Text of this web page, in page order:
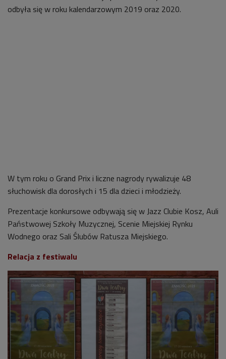
odbyła się w roku kalendarzowym 2019 oraz 2020.
W tym roku o Grand Prix i liczne nagrody rywalizuje 48
słuchowisk dla dorosłych i 15 dla dzieci i młodzieży.
Prezentacje konkursowe odbywają się w Jazz Clubie Kosz, Auli
Państwowej Szkoły Muzycznej, Scenie Miejskiej Rynku
Wodnego oraz Sali Ślubów Ratusza Miejskiego.
Relacja z festiwalu